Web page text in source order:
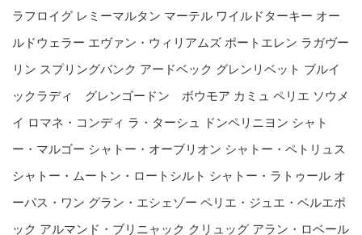
ラフロイグ レミーマルタン マーテル ワイルドターキー オー
ルドウェラー エヴァン・ウィリアムズ ポートエレン ラガヴー
リン スプリングバンク アードベック グレンリベット ブルイ
ックラディ グレンゴードン ボウモア カミュ ペリエ ソウメ
イ ロマネ・コンディ ラ・ターシュ ドンペリニヨン シャト
ー・マルゴー シャトー・オーブリオン シャトー・ペトリュス
シャトー・ムートン・ロートシルト シャトー・ラトゥール オ
ーパス・ワン グラン・エシェゾー ペリエ・ジュエ・ベルエポ
ック アルマンド・ブリニャック クリュッグ アラン・ロベール